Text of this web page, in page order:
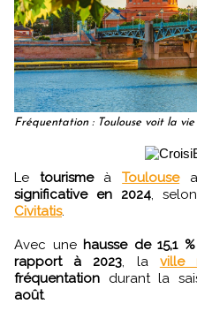
Fréquentation : Toulouse voit la
Le tourisme àToulousea
significative en 2024,
Civitatis.
Avec une hausse de 15,1
rapport à 2023, la ville
fréquentation durant la
août.